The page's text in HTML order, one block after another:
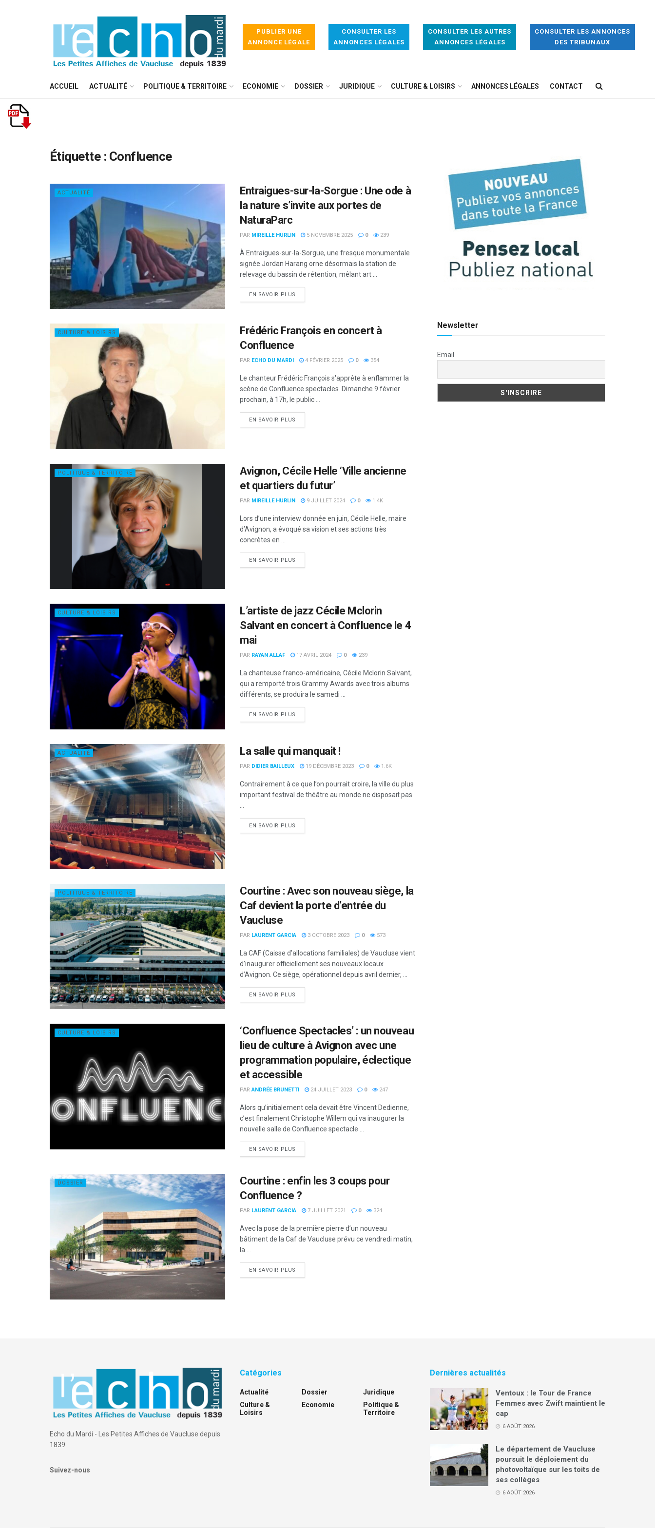
PUBLIER UNE
ANNONCE LÉGALE
CONSULTER LES
ANNONCES LÉGALES
CONSULTER LES AUTRES
ANNONCES LÉGALES
CONSULTER LES ANNONCES
DES TRIBUNAUX
ACCUEIL ACTUALITÉ POLITIQUE & TERRITOIRE ECONOMIE DOSSIER JURIDIQUE CULTURE & LOISIRS ANNONCES LÉGALES CONTACT
Étiquette : Confluence
ACTUALITÉ
Entraigues-sur-la-Sorgue : Une ode à
la nature s’invite aux portes de
NaturaParc
PAR MIREILLE HURLIN 5 NOVEMBRE 2025 0 239
À Entraigues-sur-la-Sorgue, une fresque monumentale
signée Jordan Harang orne désormais la station de
relevage du bassin de rétention, mêlant art ...
EN SAVOIR PLUS
CULTURE & LOISIRS
Frédéric François en concert à
Confluence
PAR ECHO DU MARDI 4 FÉVRIER 2025 0 354
Le chanteur Frédéric François s'apprête à enflammer la
scène de Confluence spectacles. Dimanche 9 février
prochain, à 17h, le public ...
EN SAVOIR PLUS
POLITIQUE & TERRITOIRE
Avignon, Cécile Helle ‘Ville ancienne
et quartiers du futur’
PAR MIREILLE HURLIN 9 JUILLET 2024 0 1.4K
Lors d’une interview donnée en juin, Cécile Helle, maire
d’Avignon, a évoqué sa vision et ses actions très
concrètes en ...
EN SAVOIR PLUS
CULTURE & LOISIRS
L’artiste de jazz Cécile Mclorin
Salvant en concert à Confluence le 4
mai
PAR RAYAN ALLAF 17 AVRIL 2024 0 239
La chanteuse franco-américaine, Cécile Mclorin Salvant,
qui a remporté trois Grammy Awards avec trois albums
différents, se produira le samedi ...
EN SAVOIR PLUS
ACTUALITÉ La salle qui manquait !
PAR DIDIER BAILLEUX 19 DÉCEMBRE 2023 0 1.6K
Contrairement à ce que l’on pourrait croire, la ville du plus
important festival de théâtre au monde ne disposait pas
EN SAVOIR PLUS
POLITIQUE & TERRITOIRE
Courtine : Avec son nouveau siège, la
Caf devient la porte d’entrée du
Vaucluse
PAR LAURENT GARCIA 3 OCTOBRE 2023 0 573
La CAF (Caisse d’allocations familiales) de Vaucluse vient
d’inaugurer officiellement ses nouveaux locaux
d’Avignon. Ce siège, opérationnel depuis avril dernier, ...
EN SAVOIR PLUS
CULTURE & LOISIRS
‘Confluence Spectacles’ : un nouveau
lieu de culture à Avignon avec une
programmation populaire, éclectique
et accessible
PAR ANDRÉE BRUNETTI 24 JUILLET 2023 0 247
Alors qu’initialement cela devait être Vincent Dedienne,
c’est finalement Christophe Willem qui va inaugurer la
nouvelle salle de Confluence spectacle ...
EN SAVOIR PLUS
DOSSIER
Courtine : enfin les 3 coups pour
Confluence ?
PAR LAURENT GARCIA 7 JUILLET 2021 0 324
Avec la pose de la première pierre d’un nouveau
bâtiment de la Caf de Vaucluse prévu ce vendredi matin,
la ...
EN SAVOIR PLUS
Newsletter
Email
Echo du Mardi - Les Petites Affiches de Vaucluse depuis
1839
Suivez-nous
Catégories
Actualité
Culture &
Loisirs
Dossier
Economie
Juridique
Politique &
Territoire
Dernières actualités
Ventoux : le Tour de France
Femmes avec Zwift maintient le
cap
6 AOÛT 2026
Le département de Vaucluse
poursuit le déploiement du
photovoltaïque sur les toits de
ses collèges
6 AOÛT 2026